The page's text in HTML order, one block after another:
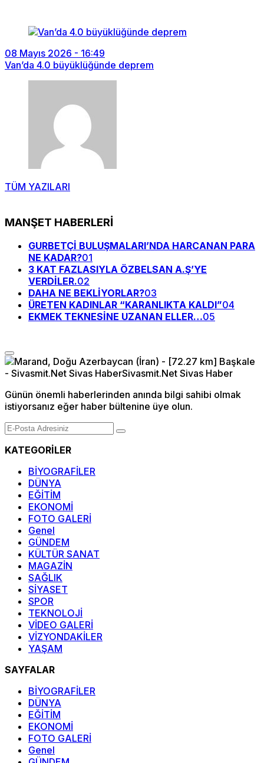
08 Mayıs 2026 - 16:49
Van’da 4.0 büyüklüğünde deprem
TÜM YAZILARI
MANŞET HABERLERİ
GURBETÇİ BULUŞMALARI’NDA HARCANAN PARA
NE KADAR?01
3 KAT FAZLASIYLA ÖZBELSAN A.Ş’YE
VERDİLER.02
DAHA NE BEKLİYORLAR?03
ÜRETEN KADINLAR “KARANLIKTA KALDI”04
EKMEK TEKNESİNE UZANAN ELLER…05
Günün önemli haberlerinden anında bilgi sahibi olmak
istiyorsanız eğer haber bültenine üye olun.
KATEGORİLER
BİYOGRAFİLER
DÜNYA
EĞİTİM
EKONOMİ
FOTO GALERİ
Genel
GÜNDEM
KÜLTÜR SANAT
MAGAZİN
SAĞLIK
SİYASET
SPOR
TEKNOLOJİ
VİDEO GALERİ
VİZYONDAKİLER
YAŞAM
SAYFALAR
BİYOGRAFİLER
DÜNYA
EĞİTİM
EKONOMİ
FOTO GALERİ
Genel